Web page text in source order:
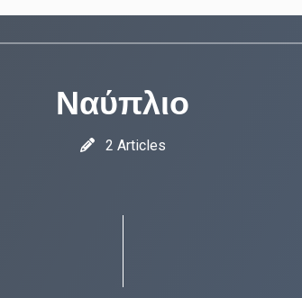
Ναύπλιο
2 Articles